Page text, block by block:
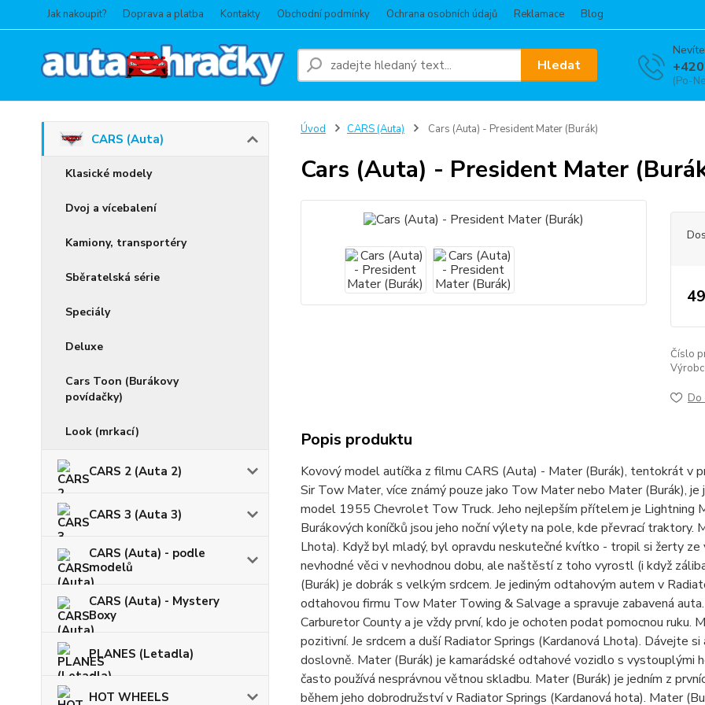
Jak nakoupit? Doprava a platba Kontakty Obchodní podmínky Ochrana osobních údajů Reklamace Blog
Hledat
(Po-
CARS (Auta)
Klasické modely
Dvoj a vícebalení
Kamiony, transportéry
Sběratelská série
Speciály
Deluxe
Cars Toon (Burákovy
povídačky)
Look (mrkací)
CARS 2 (Auta 2)
CARS 3 (Auta 3)
CARS (Auta) - podle
modelů
CARS (Auta) - Mystery
Boxy
PLANES (Letadla)
HOT WHEELS
Úvod CARS (Auta) Cars (Auta) - President Mater (Burák)
Cars (Auta) - President Mater
Číslo
Do
Popis produktu
Kovový model autíčka z filmu CARS (Auta) - Mater (Burák), tentokrát v
Sir Tow Mater, více známý pouze jako Tow Mater nebo Mater (Burák),
model 1955 Chevrolet Tow Truck. Jeho nejlepším přítelem je Lightning
Burákových koníčků jsou jeho noční výlety na pole, kde převrací
Lhota). Když byl mladý, byl opravdu neskutečné kvítko - tropil si žerty
nevhodné věci v nevhodnou dobu, ale naštěstí z toho vyrostl (i když
(Burák) je dobrák s velkým srdcem. Je jediným odtahovým autem v
odtahovou firmu Tow Mater Towing & Salvage a spravuje zabavená
Carburetor County a je vždy první, kdo je ochoten podat pomocnou
pozitivní. Je srdcem a duší Radiator Springs (Kardanová Lhota). Dávejte
doslovně. Mater (Burák) je kamarádské odtahové vozidlo s vystouplými
často používá nesprávnou větnou skladbu. Mater (Burák) je jedním z
během jeho dobrodružství v Radiator Springs (Kardanová hota). Mater